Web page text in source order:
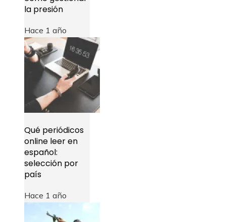
la presión
Hace 1 año
Qué periódicos
online leer en
español:
selección por
país
Hace 1 año